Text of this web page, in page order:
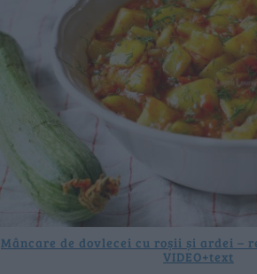
Mâncare de dovlecei cu roșii și ardei –
VIDEO+text